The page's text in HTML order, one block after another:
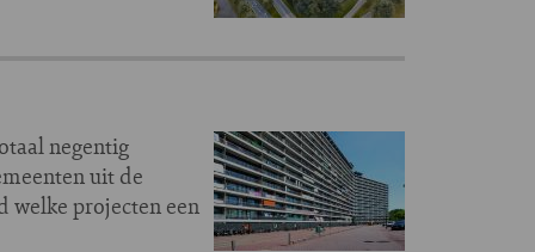
negentig
uit de
welke projecten een